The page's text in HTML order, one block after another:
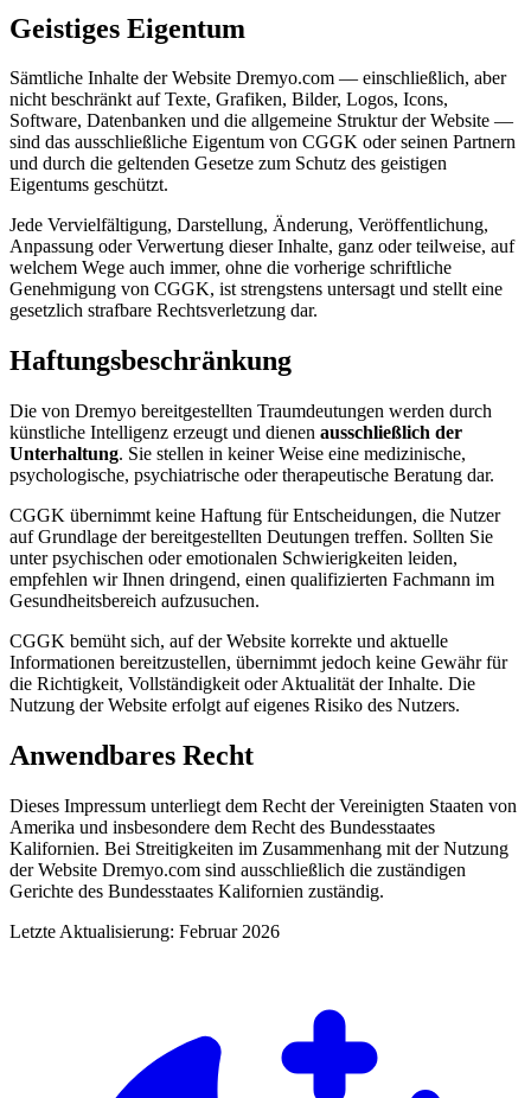
Geistiges Eigentum
Sämtliche Inhalte der Website Dremyo.com — einschließlich, aber
nicht beschränkt auf Texte, Grafiken, Bilder, Logos, Icons,
Software, Datenbanken und die allgemeine Struktur der Website —
sind das ausschließliche Eigentum von CGGK oder seinen Partnern
und durch die geltenden Gesetze zum Schutz des geistigen
Eigentums geschützt.
Jede Vervielfältigung, Darstellung, Änderung, Veröffentlichung,
Anpassung oder Verwertung dieser Inhalte, ganz oder teilweise, auf
welchem Wege auch immer, ohne die vorherige schriftliche
Genehmigung von CGGK, ist strengstens untersagt und stellt eine
gesetzlich strafbare Rechtsverletzung dar.
Haftungsbeschränkung
Die von Dremyo bereitgestellten Traumdeutungen werden durch
künstliche Intelligenz erzeugt und dienen ausschließlich der
Unterhaltung. Sie stellen in keiner Weise eine medizinische,
psychologische, psychiatrische oder therapeutische Beratung dar.
CGGK übernimmt keine Haftung für Entscheidungen, die Nutzer
auf Grundlage der bereitgestellten Deutungen treffen. Sollten Sie
unter psychischen oder emotionalen Schwierigkeiten leiden,
empfehlen wir Ihnen dringend, einen qualifizierten Fachmann im
Gesundheitsbereich aufzusuchen.
CGGK bemüht sich, auf der Website korrekte und aktuelle
Informationen bereitzustellen, übernimmt jedoch keine Gewähr für
die Richtigkeit, Vollständigkeit oder Aktualität der Inhalte. Die
Nutzung der Website erfolgt auf eigenes Risiko des Nutzers.
Anwendbares Recht
Dieses Impressum unterliegt dem Recht der Vereinigten Staaten von
Amerika und insbesondere dem Recht des Bundesstaates
Kalifornien. Bei Streitigkeiten im Zusammenhang mit der Nutzung
der Website Dremyo.com sind ausschließlich die zuständigen
Gerichte des Bundesstaates Kalifornien zuständig.
Letzte Aktualisierung: Februar 2026